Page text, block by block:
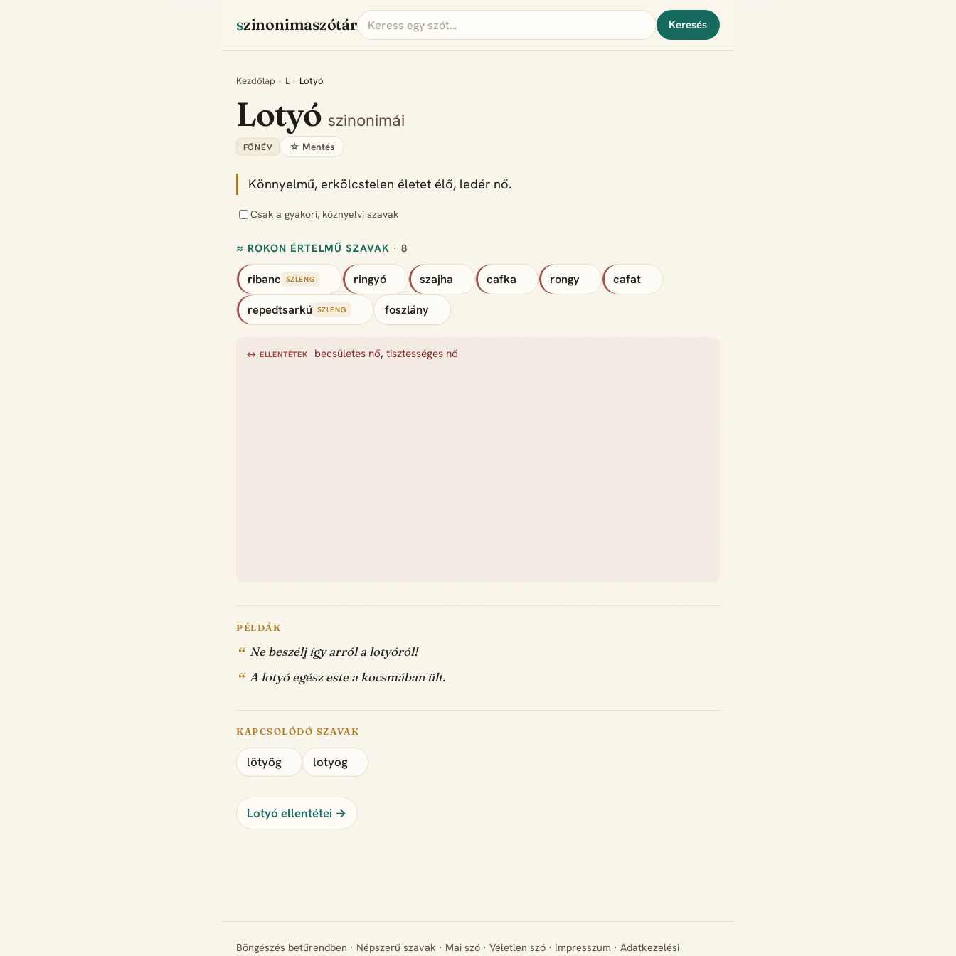
szinonimaszótár Keresés
Kezdőlap › L › Lotyó
Lotyó szinonimái
FŐNÉV ☆ Mentés
Könnyelmű, erkölcstelen életet élő, ledér nő.
Csak a gyakori, köznyelvi szavak
≈ ROKON ÉRTELMŰ SZAVAK · 8
ribanc SZLENG ringyó szajha cafka rongy cafat
repedtsarkú SZLENG foszlány
↔ ELLENTÉTEK becsületes nő,tisztességes nő
PÉLDÁK
Ne beszélj így arról a lotyóról!
A lotyó egész este a kocsmában ült.
KAPCSOLÓDÓ SZAVAK
lötyög lotyog
Lotyó ellentétei →
Böngészés betűrendben · Népszerű szavak · Mai szó · Véletlen szó · Impresszum · Adatkezelési